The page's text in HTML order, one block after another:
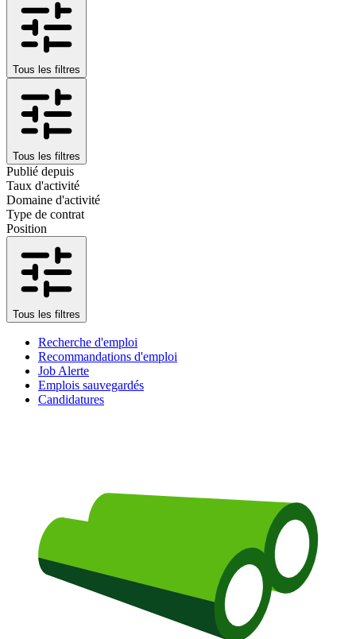
Tous les filtres
Tous les filtres
Publié depuis
Taux d'activité
Domaine d'activité
Type de contrat
Position
Tous les filtres
Recherche d'emploi
Recommandations d'emploi
Job Alerte
Emplois sauvegardés
Candidatures